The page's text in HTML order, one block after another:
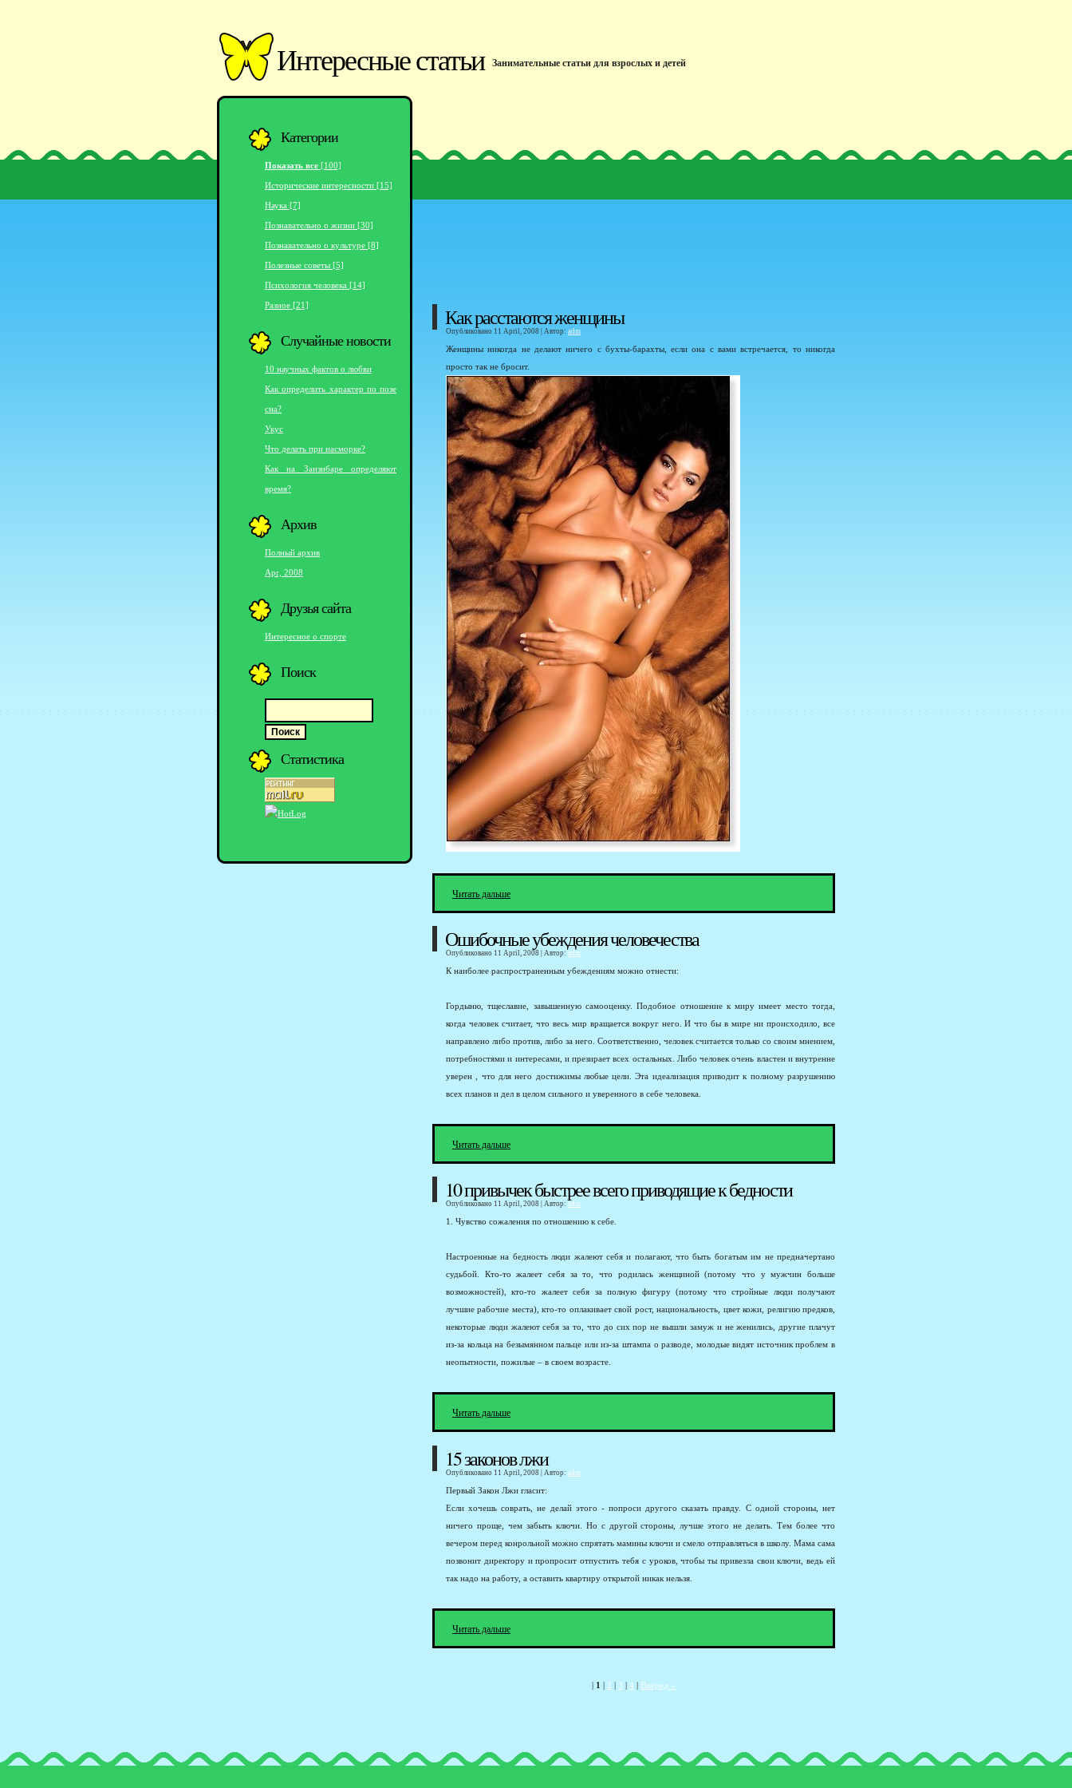
Интересные статьи Занимательные статьи для взрослых и детей
Как расстаются женщины
Опубликовано 11 April, 2008 | Автор: adm
Женщины никогда не делают ничего с бухты-барахты, если она с вами встречается, то никогда
просто так не бросит.
Читать дальше
Ошибочные убеждения человечества
Опубликовано 11 April, 2008 | Автор: adm
К наиболее распространенным убеждениям можно отнести:
Гордыню, тщеславие, завышенную самооценку. Подобное отношение к миру имеет место тогда,
когда человек считает, что весь мир вращается вокруг него. И что бы в мире ни происходило, все
направлено либо против, либо за него. Соответственно, человек считается только со своим мнением,
потребностями и интересами, и презирает всех остальных. Либо человек очень властен и внутренне
уверен , что для него достижимы любые цели. Эта идеализация приводит к полному разрушению
всех планов и дел в целом сильного и уверенного в себе человека.
Читать дальше
10 привычек быстрее всего приводящие к бедности
Опубликовано 11 April, 2008 | Автор: adm
1. Чувство сожаления по отношению к себе.
Настроенные на бедность люди жалеют себя и полагают, что быть богатым им не предначертано
судьбой. Кто-то жалеет себя за то, что родилась женщиной (потому что у мужчин больше
возможностей), кто-то жалеет себя за полную фигуру (потому что стройные люди получают
лучшие рабочие места), кто-то оплакивает свой рост, национальность, цвет кожи, религию предков,
некоторые люди жалеют себя за то, что до сих пор не вышли замуж и не женились, другие плачут
из-за кольца на безымянном пальце или из-за штампа о разводе, молодые видят источник проблем в
неопытности, пожилые – в своем возрасте.
Читать дальше
15 законов лжи
Опубликовано 11 April, 2008 | Автор: adm
Первый Закон Лжи гласит:
Если хочешь соврать, не делай этого - попроси другого сказать правду. С одной стороны, нет
ничего проще, чем забыть ключи. Но с другой стороны, лучше этого не делать. Тем более что
вечером перед конрольной можно спрятать мамины ключи и смело отправляться в школу. Мама сама
позвонит директору и пропросит отпустить тебя с уроков, чтобы ты привезла свои ключи, ведь ей
так надо на работу, а оставить квартиру открытой никак нельзя.
Читать дальше
| 1 | 2 | 3 | 4 | Вперед »
Категории
Показать все [100]
Исторические интересности [15]
Наука [7]
Познавательно о жизни [30]
Познавательно о культуре [8]
Полезные советы [5]
Психология человека [14]
Разное [21]
Случайные новости
10 научных фактов о любви
Как определить характер по позе
сна?
Укус
Что делать при насморке?
Как на Занзибаре определяют
время?
Архив
Полный архив
Apr, 2008
Друзья сайта
Интересное о спорте
Поиск
Статистика